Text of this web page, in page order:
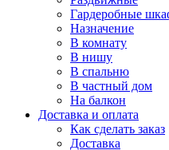
Гардеробные
Назначение
В комнату
В нишу
В спальню
В частный дом
На балкон
Доставка и оплата
Как сделать заказ
Доставка